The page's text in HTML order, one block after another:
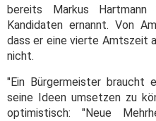
bereits Markus
Kandidaten ernannt. Von
dass er eine vierte Amtszeit
nicht.
"Ein Bürgermeister braucht
seine Ideen umsetzen zu
optimistisch: "Neue